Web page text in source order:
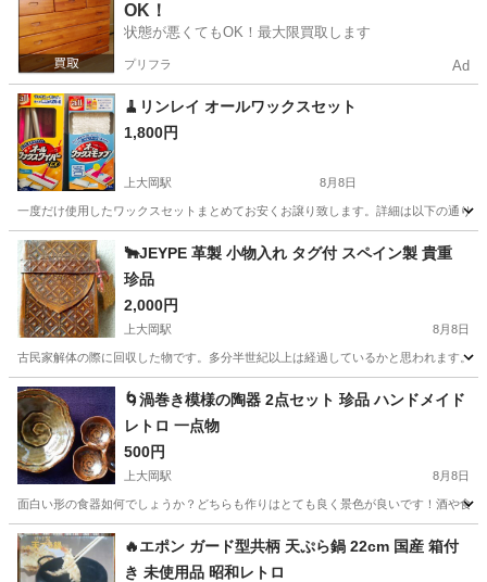
OK！
状態が悪くてもOK！最大限買取します
プリフラ Ad
🧹リンレイ オールワックスセット
1,800円
上大岡駅 8月8日
一度だけ使用したワックスセットまとめてお安くお譲り致します。詳細は以下の通り
神奈川 横浜市 上大岡駅 掃除用具 ワイパー
🐂JEYPE 革製 小物入れ タグ付 スペイン製 貴重
珍品
2,000円
上大岡駅 8月8日
古民家解体の際に回収した物です。多分半世紀以上は経過しているかと思われます。
神奈川 横浜市 上大岡駅 その他 スペイン製
🌀渦巻き模様の陶器 2点セット 珍品 ハンドメイド
レトロ 一点物
500円
上大岡駅 8月8日
面白い形の食器如何でしょうか？どちらも作りはとても良く景色が良いです！酒や食
神奈川 横浜市 上大岡駅 食器 珍品
🔥エポン ガード型共柄 天ぷら鍋 22cm 国産 箱付
き 未使用品 昭和レトロ